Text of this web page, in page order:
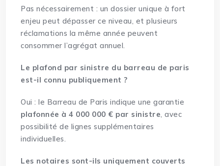
Pas nécessairement : un dossier unique à fort
enjeu peut dépasser ce niveau, et plusieurs
réclamations la même année peuvent
consommer l’agrégat annuel.
Le plafond par sinistre du barreau de paris
est-il connu publiquement ?
Oui : le Barreau de Paris indique une garantie
plafonnée à 4 000 000 € par sinistre , avec
possibilité de lignes supplémentaires
individuelles.
Les notaires sont-ils uniquement couverts